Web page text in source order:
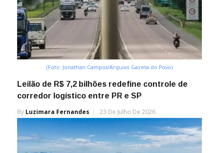
(Foto: Jonathan Campos/Arquivo Gazeta do Povo)
Leilão de R$ 7,2 bilhões redefine controle de
corredor logístico entre PR e SP
By Luzimara Fernandes 23 De Julho De 2026